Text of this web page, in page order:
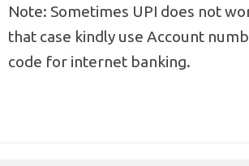
Note: Sometimes UPI does not
that case kindly use Account
code for internet banking.